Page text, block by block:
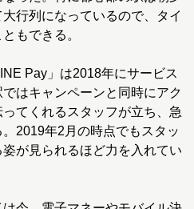
行列になっているので、タイ
もできる。
Pay」は2018年にサービス
はキャンペーンと同時にアク
てくれるスタッフが立ち、急
2019年2月の時点でもスタッ
が見られるほど力を入れてい